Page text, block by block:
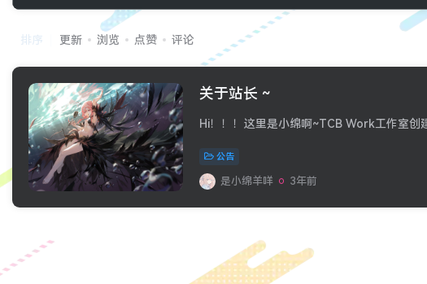
排序 更新 浏览 点赞 评论
关于站长 ~
公告
是小绵羊咩 3年前